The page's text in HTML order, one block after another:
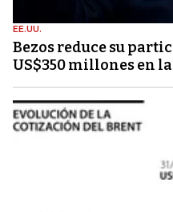
EE.UU.
Bezos reduce su
US$350 millones en